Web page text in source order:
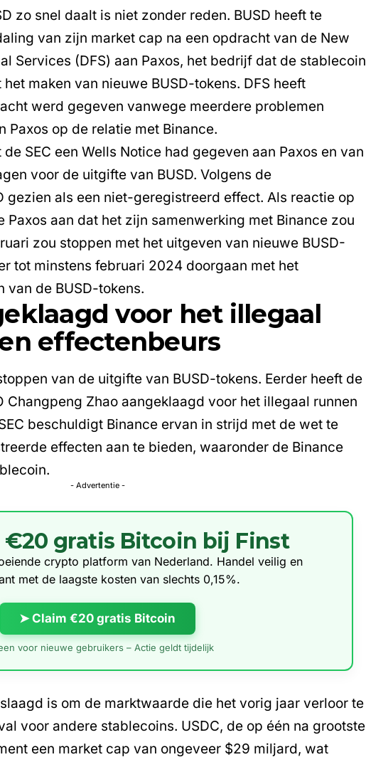
zo snel daalt is niet zonder reden. BUSD heeft te
van zijn market cap na een opdracht van de New
Services (DFS) aan Paxos, het bedrijf dat de stablecoin
maken van nieuwe BUSD-tokens. DFS heeft
werd gegeven vanwege meerdere problemen
Paxos op de relatie met Binance.
SEC een Wells Notice had gegeven aan Paxos en van
voor de uitgifte van BUSD. Volgens de
gezien als een niet-geregistreerd effect. Als reactie op
aan dat het zijn samenwerking met Binance zou
zou stoppen met het uitgeven van nieuwe BUSD-
tot minstens februari 2024 doorgaan met het
van de BUSD-tokens.
voor het illegaal
effectenbeurs
van de uitgifte van BUSD-tokens. Eerder heeft de
Changpeng Zhao aangeklaagd voor het illegaal runnen
beschuldigt Binance ervan in strijd met de wet te
effecten aan te bieden, waaronder de Binance
- Advertentie -
€20 gratis Bitcoin bij Finst
crypto platform van Nederland. Handel veilig en
met de laagste kosten van slechts 0,15%.
➤ Claim €20 gratis Bitcoin
voor nieuwe gebruikers – Actie geldt tijdelijk
is om de marktwaarde die het vorig jaar verloor te
voor andere stablecoins. USDC, de op één na grootste
een market cap van ongeveer $29 miljard, wat